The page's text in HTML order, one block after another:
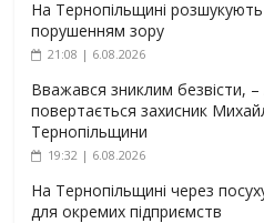
На Тернопільщині розшукують
порушенням зору
21:08 | 6.08.2026
Вважався зниклим безвісти,
повертається захисник
Тернопільщини
19:32 | 6.08.2026
На Тернопільщині через
для окремих підприємств